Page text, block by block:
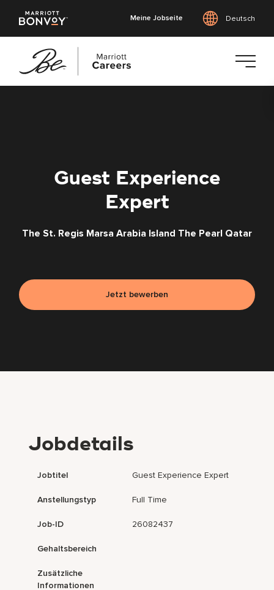
Meine Jobseite Deutsch
Guest Experience
Expert
The St. Regis Marsa Arabia Island The Pearl Qatar
Jetzt bewerben
Jobdetails
Jobtitel Guest Experience Expert
Anstellungstyp Full Time
Job-ID 26082437
Gehaltsbereich
Zusätzliche
Informationen